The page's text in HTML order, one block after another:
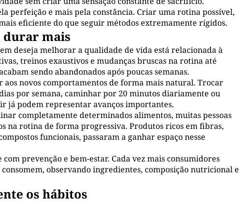
perfeição e mais pela constância. Criar uma rotina possível,
eficiente do que seguir métodos extremamente rígidos.
durar mais
deseja melhorar a qualidade de vida está relacionada à
treinos exaustivos e mudanças bruscas na rotina até
sendo abandonados após poucas semanas.
novos comportamentos de forma mais natural. Trocar
por semana, caminhar por 20 minutos diariamente ou
já podem representar avanços importantes.
completamente determinados alimentos, muitas pessoas
rotina de forma progressiva. Produtos ricos em fibras,
funcionais, passaram a ganhar espaço nesse
prevenção e bem-estar. Cada vez mais consumidores
observando ingredientes, composição nutricional e
os hábitos